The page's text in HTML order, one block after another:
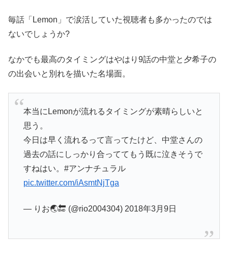
毎話「Lemon」で涙活していた視聴者も多かったのでは
ないでしょうか?
なかでも最高のタイミングはやはり9話の中堂と夕希子の
の出会いと別れを描いた名場面。
本当にLemonが流れるタイミングが素晴らしいと
思う。
今日は早く流れるって言ってたけど、中堂さんの
過去の話にしっかり合っててもう既に泣きそうで
すねはい。#アンナチュラル
pic.twitter.com/iAsmtNjTga
— りお🌏🔚 (@rio2004304) 2018年3月9日